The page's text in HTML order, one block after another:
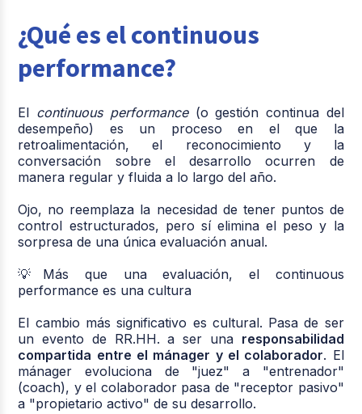
¿Qué es el continuous
performance?
El continuous performance(o gestión continua del
desempeño) es un proceso en el que la
retroalimentación, el reconocimiento y la
conversación sobre el desarrollo ocurren de
manera regular y fluida a lo largo del año.
Ojo, no reemplaza la necesidad de tener puntos de
control estructurados, pero sí elimina el peso y la
sorpresa de una única evaluación anual.
💡Más que una evaluación, el continuous
performance es una cultura
El cambio más significativo es cultural. Pasa de ser
un evento de RR.HH. a ser una responsabilidad
compartida entre el mánager y el colaborador. El
mánager evoluciona de "juez" a "entrenador"
(coach), y el colaborador pasa de "receptor pasivo"
a "propietario activo" de su desarrollo.